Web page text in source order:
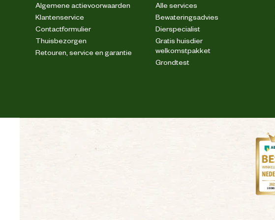
Algemene actievoorwaarden
Klantenservice
Contactformulier
Thuisbezorgen
Retouren, service en garantie
Alle services
Bewateringsadvies
Dierspecialist
Gratis huisdier
welkomstpakket
Grondtest